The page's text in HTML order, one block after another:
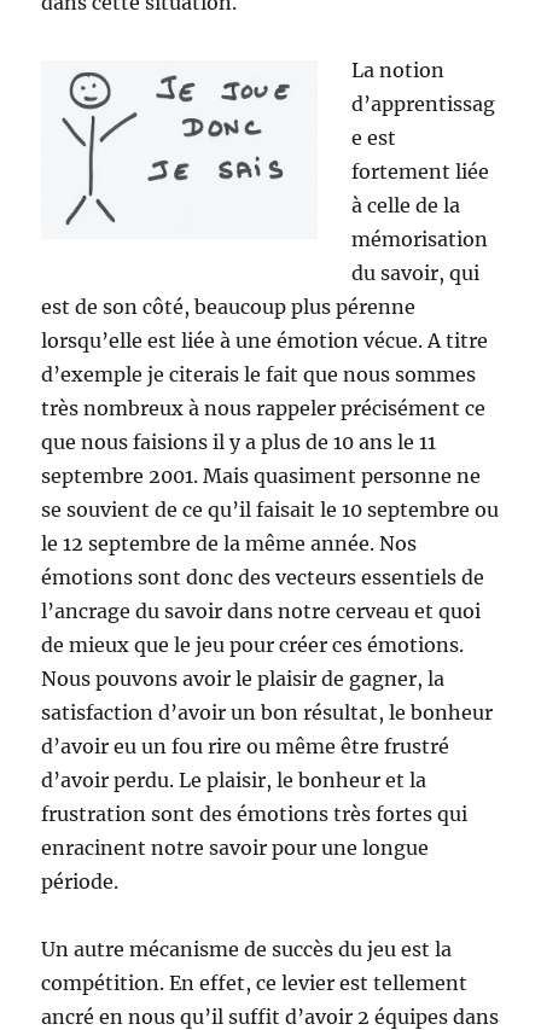
La notion
d’apprentissag
e est
fortement liée
à celle de la
mémorisation
du savoir, qui
est de son côté, beaucoup plus pérenne
lorsqu’elle est liée à une émotion vécue. A titre
d’exemple je citerais le fait que nous sommes
très nombreux à nous rappeler précisément ce
que nous faisions il y a plus de 10 ans le 11
septembre 2001. Mais quasiment personne ne
se souvient de ce qu’il faisait le 10 septembre ou
le 12 septembre de la même année. Nos
émotions sont donc des vecteurs essentiels de
l’ancrage du savoir dans notre cerveau et quoi
de mieux que le jeu pour créer ces émotions.
Nous pouvons avoir le plaisir de gagner, la
satisfaction d’avoir un bon résultat, le bonheur
d’avoir eu un fou rire ou même être frustré
d’avoir perdu. Le plaisir, le bonheur et la
frustration sont des émotions très fortes qui
enracinent notre savoir pour une longue
période.
Un autre mécanisme de succès du jeu est la
compétition. En effet, ce levier est tellement
ancré en nous qu’il suffit d’avoir 2 équipes dans